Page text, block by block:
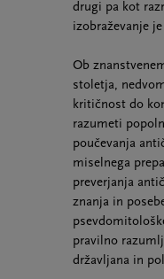
drugi pa kot
izobraževanje
Ob
stoletja,
kritičnost do
razumeti
poučevanja
miselnega
preverjanja
znanja in
pravilno
državljana in